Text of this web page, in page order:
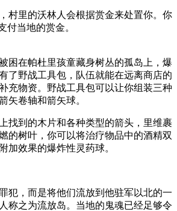
村里的沃林人会根据赏金来处置你。你
付当地的赏金。
困在帕杜里孩童藏身树丛的孤岛上，爆
了野战工具包，队伍就能在远离商店的
充物资。野战工具包可以让你组装三种
矢卷轴和箭矢球。
找到的木片和各种类型的箭头，里维裹
的树叶，你可以将治疗物品中的酒精双
加效果的爆炸性灵药球。
犯，而是将他们流放到他驻军以北的一
称之为流放岛。当地的鬼魂已经足够令